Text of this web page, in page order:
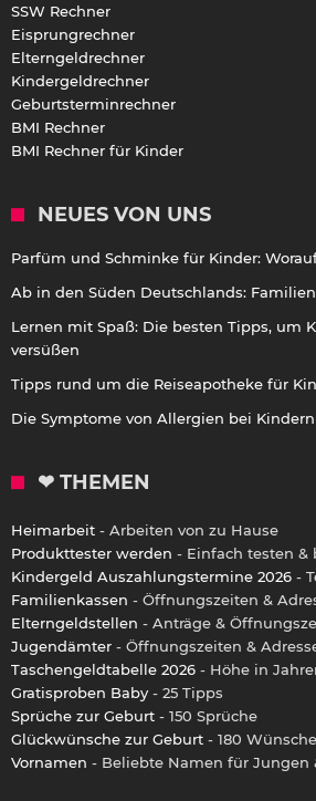
SSW Rechner
Eisprungrechner
Elterngeldrechner
Kindergeldrechner
Geburtsterminrechner
BMI Rechner
BMI Rechner für Kinder
NEUES VON UNS
Parfüm und Schminke für Kinder:
Ab in den Süden Deutschlands:
Lernen mit Spaß: Die besten Tipps, um
versüßen
Tipps rund um die Reiseapotheke für
Die Symptome von Allergien bei Kindern
❤ THEMEN
Heimarbeit - Arbeiten von zu Hause
Produkttester werden - Einfach testen &
Kindergeld Auszahlungstermine 2026 -
Familienkassen - Öffnungszeiten &
Elterngeldstellen - Anträge &
Jugendämter - Öffnungszeiten &
Taschengeldtabelle 2026 - Höhe in
Gratisproben Baby - 25 Tipps
Sprüche zur Geburt - 150 Sprüche
Glückwünsche zur Geburt - 180
Vornamen - Beliebte Namen für Jungen